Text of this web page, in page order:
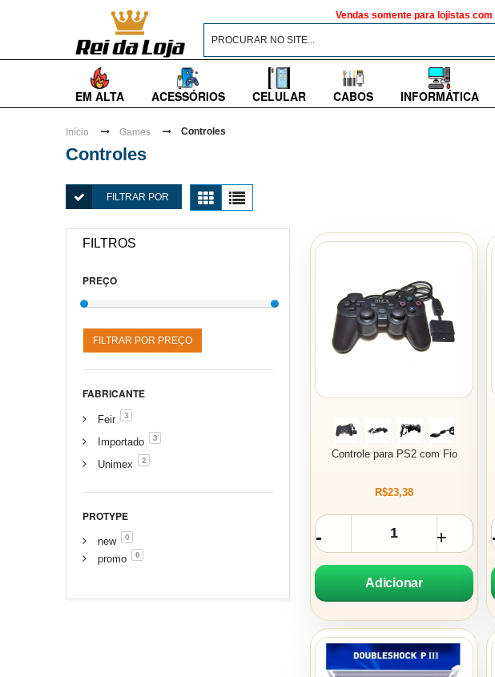
Vendas somente para lojistas com
EM ALTA ACESSÓRIOS CELULAR CABOS INFORMÁTICA
Início Games Controles
Controles
FILTRAR POR
FILTROS
PREÇO
FILTRAR POR PREÇO
FABRICANTE
Feir 3
Importado 3
Unimex 2
PROTYPE
new 0
promo 0
Controle para PS2 com Fio
R$23,38
Adicionar